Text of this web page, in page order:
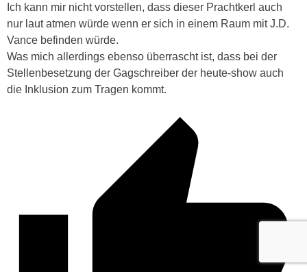
Ich kann mir nicht vorstellen, dass dieser Prachtkerl auch
nur laut atmen würde wenn er sich in einem Raum mit J.D.
Vance befinden würde.
Was mich allerdings ebenso überrascht ist, dass bei der
Stellenbesetzung der Gagschreiber der heute-show auch
die Inklusion zum Tragen kommt.